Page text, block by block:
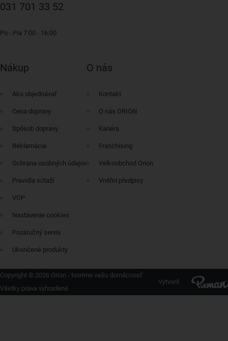
031 701 33 52
Po - Pia 7:00 - 16:00
Nákup
Ako objednávať
Cena dopravy
Spôsob dopravy
Reklamácia
Ochrana osobných údajov
Pravidla sútaží
VOP
Nastavenie cookies
Pozáručný servis
Ukončené produkty
O nás
Kontakt
O nás ORION
Kariéra
Franchising
Velkoobchod Orion
Vnitřní předpisy
Copyright © 2026 Orion - tvoríme vašu domácnosť
Všetky práva vyhradené
Vytvoril